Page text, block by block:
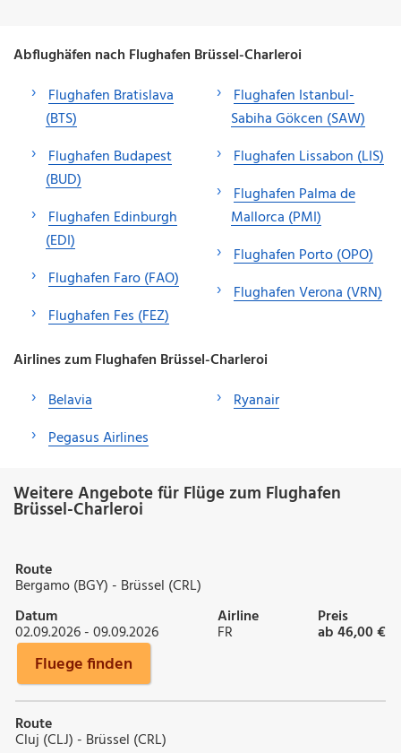
Abflughäfen nach Flughafen Brüssel-Charleroi
Flughafen Bratislava
(BTS)
Flughafen Budapest
(BUD)
Flughafen Edinburgh
(EDI)
Flughafen Faro (FAO)
Flughafen Fes (FEZ)
Flughafen Istanbul-
Sabiha Gökcen (SAW)
Flughafen Lissabon (LIS)
Flughafen Palma de
Mallorca (PMI)
Flughafen Porto (OPO)
Flughafen Verona (VRN)
Airlines zum Flughafen Brüssel-Charleroi
Belavia
Pegasus Airlines
Ryanair
Weitere Angebote für Flüge zum Flughafen
Brüssel-Charleroi
Route
Bergamo (BGY) - Brüssel (CRL)
Datum
02.09.2026 - 09.09.2026
Airline
FR
Preis
ab 46,00 €
Fluege finden
Route
Cluj (CLJ) - Brüssel (CRL)